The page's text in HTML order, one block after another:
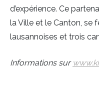
d’expérience. Ce
la Ville et le Canton, se
lausannoises et trois
Informations sur